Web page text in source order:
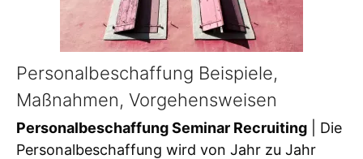
Personalbeschaffung Beispiele,
Maßnahmen, Vorgehensweisen
Personalbeschaffung Seminar Recruiting | Die
Personalbeschaffung wird von Jahr zu Jahr